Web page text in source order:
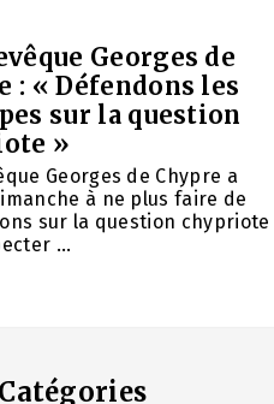
Georges de
: « Défendons les
sur la question
»
Georges de Chypre a
à ne plus faire de
sur la question chypriote
...
Catégories